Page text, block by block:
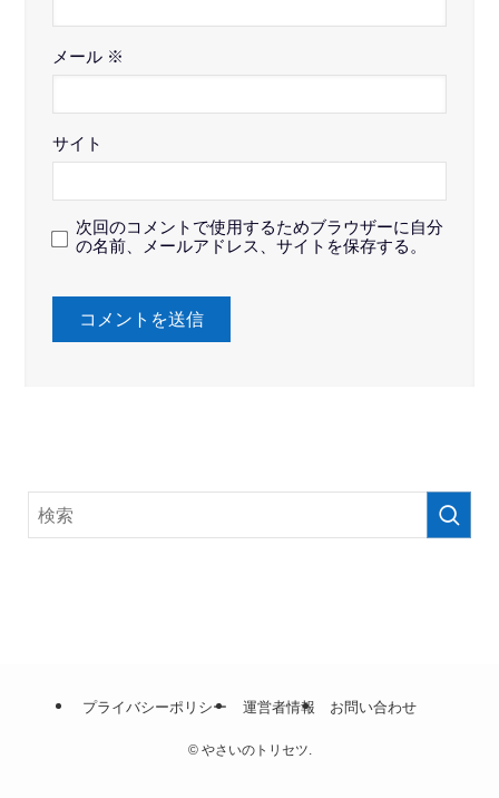
メール ※
サイト
次回のコメントで使用するためブラウザーに自分
の名前、メールアドレス、サイトを保存する。
プライバシーポリシー 運営者情報 お問い合わせ
©やさいのトリセツ.